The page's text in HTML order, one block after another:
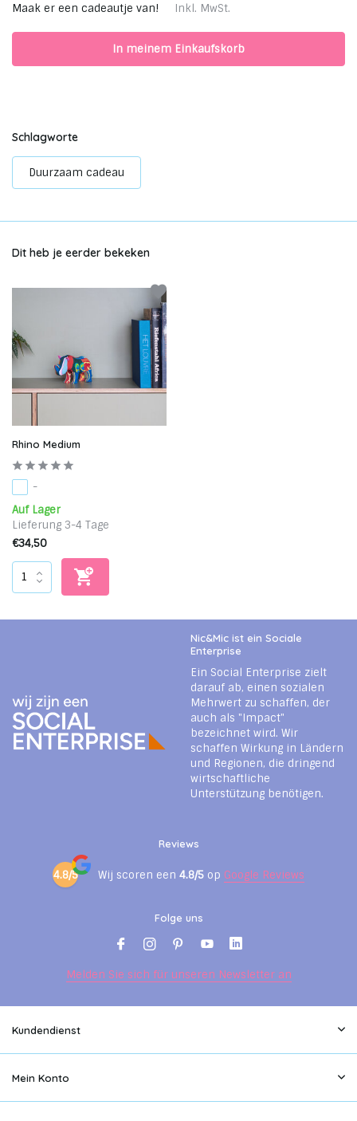
Maak er een cadeautje van! Inkl. MwSt.
In meinem Einkaufskorb
Schlagworte
Duurzaam cadeau
Dit heb je eerder bekeken
Rhino Medium
-
Auf Lager
Lieferung 3-4 Tage
€34,50
Nic&Mic ist ein Sociale
Enterprise
Ein Social Enterprise zielt
darauf ab, einen sozialen
Mehrwert zu schaffen, der
auch als "Impact"
bezeichnet wird. Wir
schaffen Wirkung in Ländern
und Regionen, die dringend
wirtschaftliche
Unterstützung benötigen.
Reviews
4.8/5 Wij scoren een 4.8/5 op Google Reviews
Folge uns
Melden Sie sich für unseren Newsletter an
Kundendienst
Mein Konto